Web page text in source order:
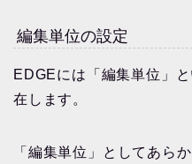
編集単位の設定
EDGEには「編集単位」
在します。
「編集単位」としてあら